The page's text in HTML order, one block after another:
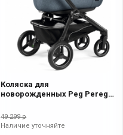
Коляска для
новорожденных Peg Perego
49 299 р
Наличие уточняйте